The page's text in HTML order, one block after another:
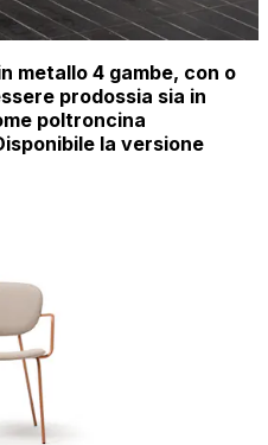
metallo 4 gambe, con o
prodossia sia in
poltroncina
la versione